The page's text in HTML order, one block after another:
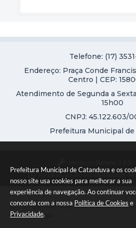
Prefeitura Municipal de Catanduva e os
nosso site usa cookies para melhorar a sua
experiência de navegação. Ao continuar
concorda com a nossa Política de Cookies e
Privacidade.
Telefone: (17)
Endereço: Praça Conde
Centro | CEP:
Atendimento de Segunda a
15h00
CNPJ: 45.122.603/
Prefeitura Municipal de
Portal atualizado em:
Copyright Instar - 2006-2026. Todos os direitos
Instar Tecnologia